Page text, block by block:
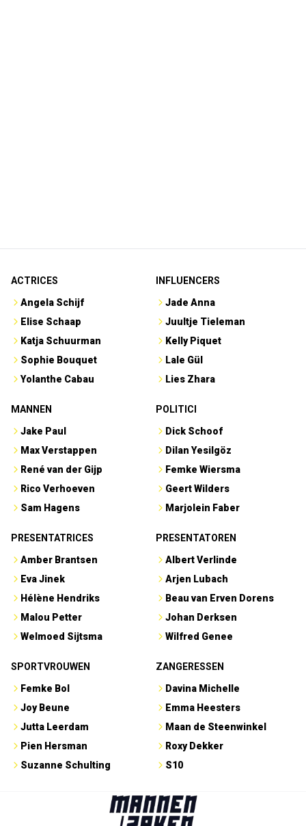
ACTRICES
Angela Schijf
Elise Schaap
Katja Schuurman
Sophie Bouquet
Yolanthe Cabau
INFLUENCERS
Jade Anna
Juultje Tieleman
Kelly Piquet
Lale Gül
Lies Zhara
MANNEN
Jake Paul
Max Verstappen
René van der Gijp
Rico Verhoeven
Sam Hagens
POLITICI
Dick Schoof
Dilan Yesilgöz
Femke Wiersma
Geert Wilders
Marjolein Faber
PRESENTATRICES
Amber Brantsen
Eva Jinek
Hélène Hendriks
Malou Petter
Welmoed Sijtsma
PRESENTATOREN
Albert Verlinde
Arjen Lubach
Beau van Erven Dorens
Johan Derksen
Wilfred Genee
SPORTVROUWEN
Femke Bol
Joy Beune
Jutta Leerdam
Pien Hersman
Suzanne Schulting
ZANGERESSEN
Davina Michelle
Emma Heesters
Maan de Steenwinkel
Roxy Dekker
S10